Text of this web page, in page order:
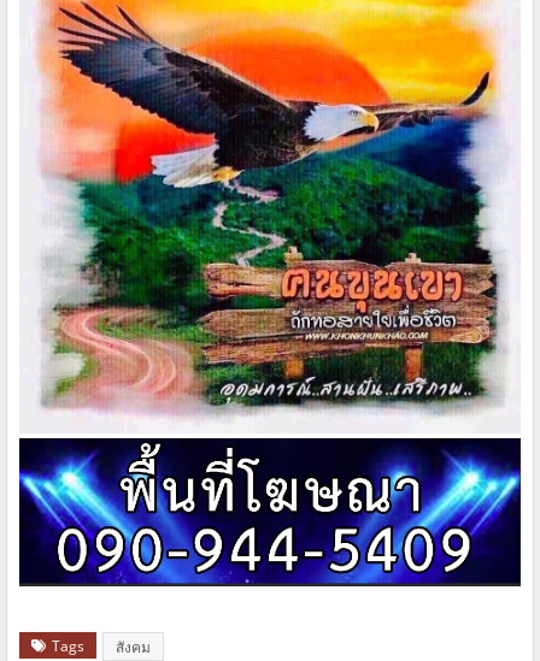
Tags สังคม